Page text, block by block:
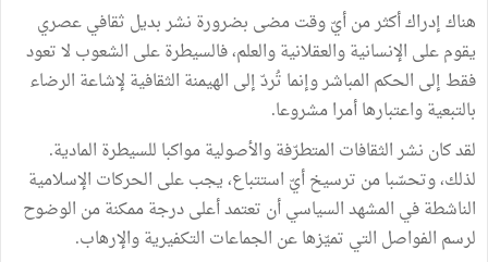
هناك إدراك أكثر من أيّ وقت مضى بضرورة نشر بديل ثقافي عصري
يقوم على الإنسانية والعقلانية والعلم، فالسيطرة على الشعوب لا تعود
فقط إلى الحكم المباشر وإنما تُردّ إلى الهيمنة الثقافية لإشاعة الرضاء
بالتبعية واعتبارها أمرا مشروعا.
لقد كان نشر الثقافات المتطرّفة والأصولية مواكبا للسيطرة المادية.
لذلك، وتحسّبا من ترسيخ أيّ استتباع، يجب على الحركات الإسلامية
الناشطة في المشهد السياسي أن تعتمد أعلى درجة ممكنة من الوضوح
لرسم الفواصل التي تميّزها عن الجماعات التكفيرية والإرهاب.